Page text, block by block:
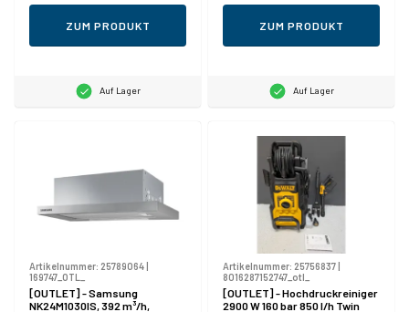
ZUM PRODUKT
Auf Lager
ZUM PRODUKT
Auf Lager
Artikelnummer: 25789064|
169747_OTL_
[OUTLET] - Samsung
NK24M1030IS, 392 m³/h,
Artikelnummer: 25756837|
8016287152747_otl_
[OUTLET] - Hochdruckreiniger
2900 W 160 bar 850 l/h Twin